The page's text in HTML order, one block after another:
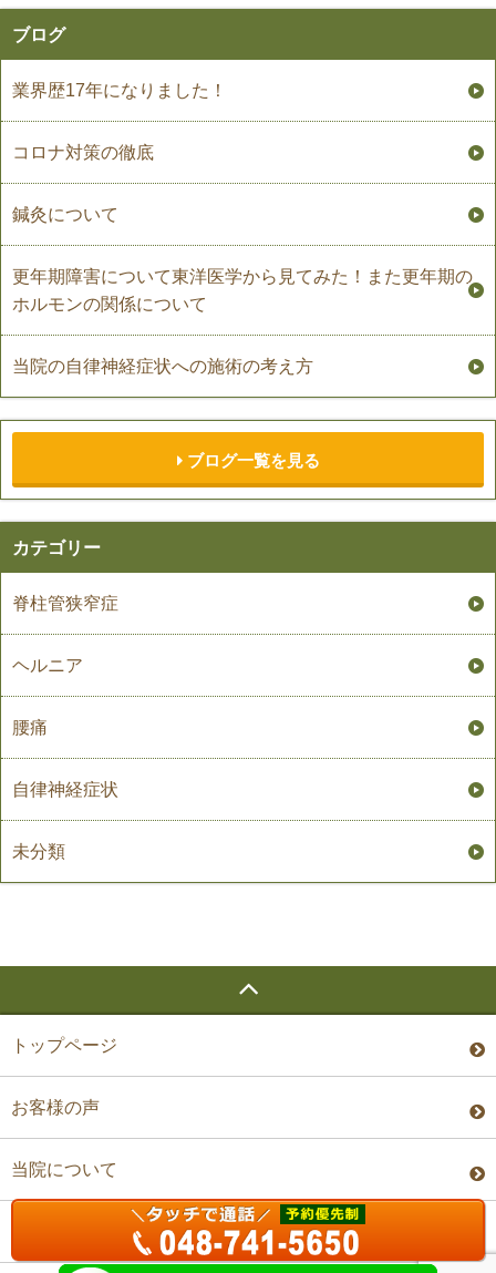
ブログ
業界歴17年になりました！
コロナ対策の徹底
鍼灸について
更年期障害について東洋医学から見てみた！また更年期の
ホルモンの関係について
当院の自律神経症状への施術の考え方
ブログ一覧を見る
カテゴリー
脊柱管狭窄症
ヘルニア
腰痛
自律神経症状
未分類
トップページ
お客様の声
当院について